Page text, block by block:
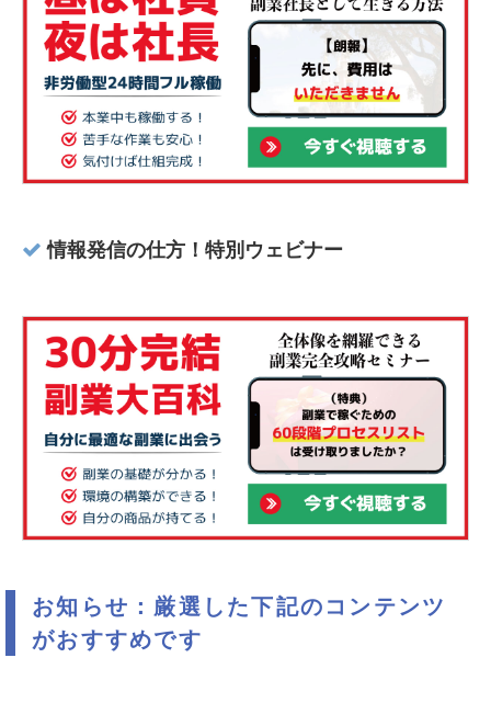
情報発信の仕方！特別ウェビナー
お知らせ：厳選した下記のコンテンツ
がおすすめです